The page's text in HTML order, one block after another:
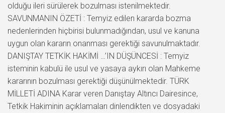
olduğu ileri sürülerek bozulması istenilmektedir.
SAVUNMANIN ÖZETİ : Temyiz edilen kararda bozma
nedenlerinden hiçbirisi bulunmadığından, usul ve kanuna
uygun olan kararın onanması gerektiği savunulmaktadır.
DANIŞTAY TETKİK HAKİMİ …’IN DÜŞÜNCESİ : Temyiz
isteminin kabulü ile usul ve yasaya aykırı olan Mahkeme
kararının bozulması gerektiği düşünülmektedir. TÜRK
MİLLETİ ADINA Karar veren Danıştay Altıncı Dairesince,
Tetkik Hakiminin açıklamaları dinlendikten ve dosyadaki